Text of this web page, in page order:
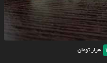
هزار تومان